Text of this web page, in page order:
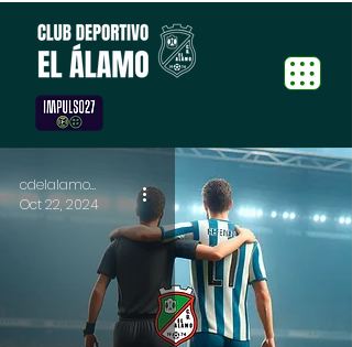
cdelalamo.com
Oct 22, 2024